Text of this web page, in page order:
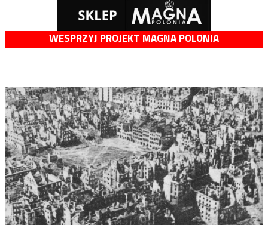
WESPRZYJ PROJEKT MAGNA POLONIA